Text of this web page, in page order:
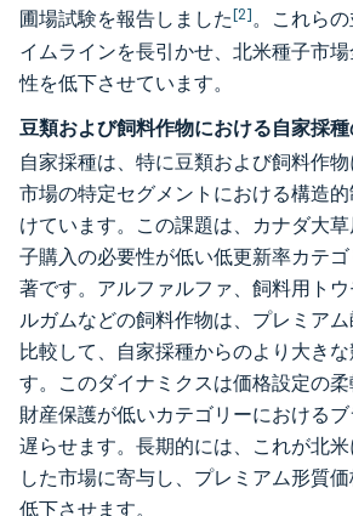
圃場試験を報告しました[2]。これら
イムラインを長引かせ、北米種子市
性を低下させています。
豆類および飼料作物における自家採
自家採種は、特に豆類および飼料作
市場の特定セグメントにおける構造
けています。この課題は、カナダ大
子購入の必要性が低い低更新率カテ
著です。アルファルファ、飼料用ト
ルガムなどの飼料作物は、プレミア
比較して、自家採種からのより大き
す。このダイナミクスは価格設定の
財産保護が低いカテゴリーにおける
遅らせます。長期的には、これが北
した市場に寄与し、プレミアム形質
低下させます。